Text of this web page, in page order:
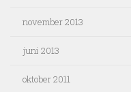
november 2013
juni 2013
oktober 2011